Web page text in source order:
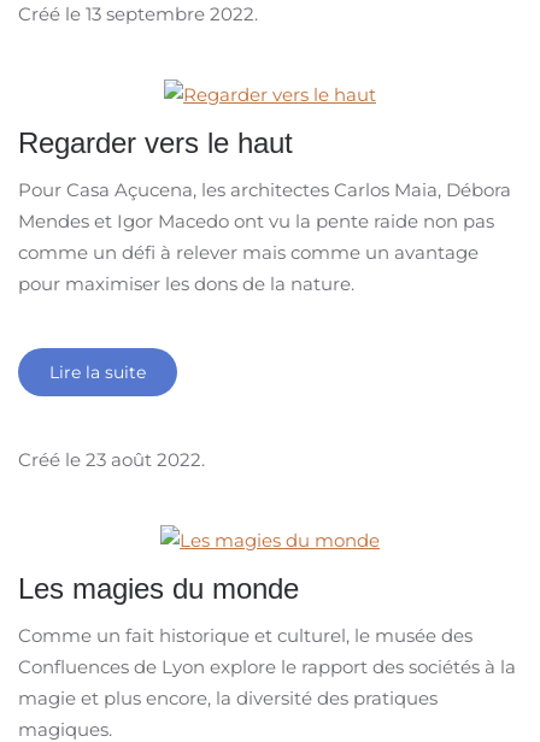
Créé le 13 septembre 2022.
Regarder vers le haut
Pour Casa Açucena, les architectes Carlos Maia, Débora
Mendes et Igor Macedo ont vu la pente raide non pas
comme un défi à relever mais comme un avantage
pour maximiser les dons de la nature.
Lire la suite
Créé le 23 août 2022.
Les magies du monde
Comme un fait historique et culturel, le musée des
Confluences de Lyon explore le rapport des sociétés à la
magie et plus encore, la diversité des pratiques
magiques.